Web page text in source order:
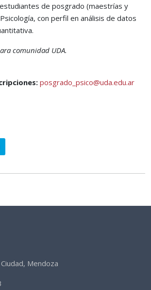
de posgrado (maestrías y
con perfil en análisis de datos
comunidad UDA.
posgrado_psico@uda.edu.ar
Mendoza